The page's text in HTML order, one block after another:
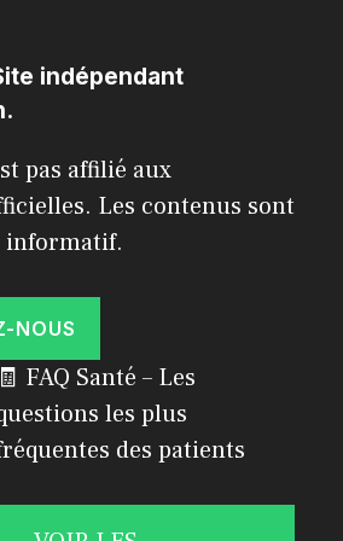
indépendant
pas affilié aux
Les contenus sont
informatif.
NOUS
🧾 FAQ Santé – Les
les plus
des patients